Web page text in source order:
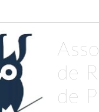
de
de